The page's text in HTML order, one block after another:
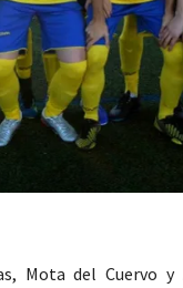
Mota del Cuervo